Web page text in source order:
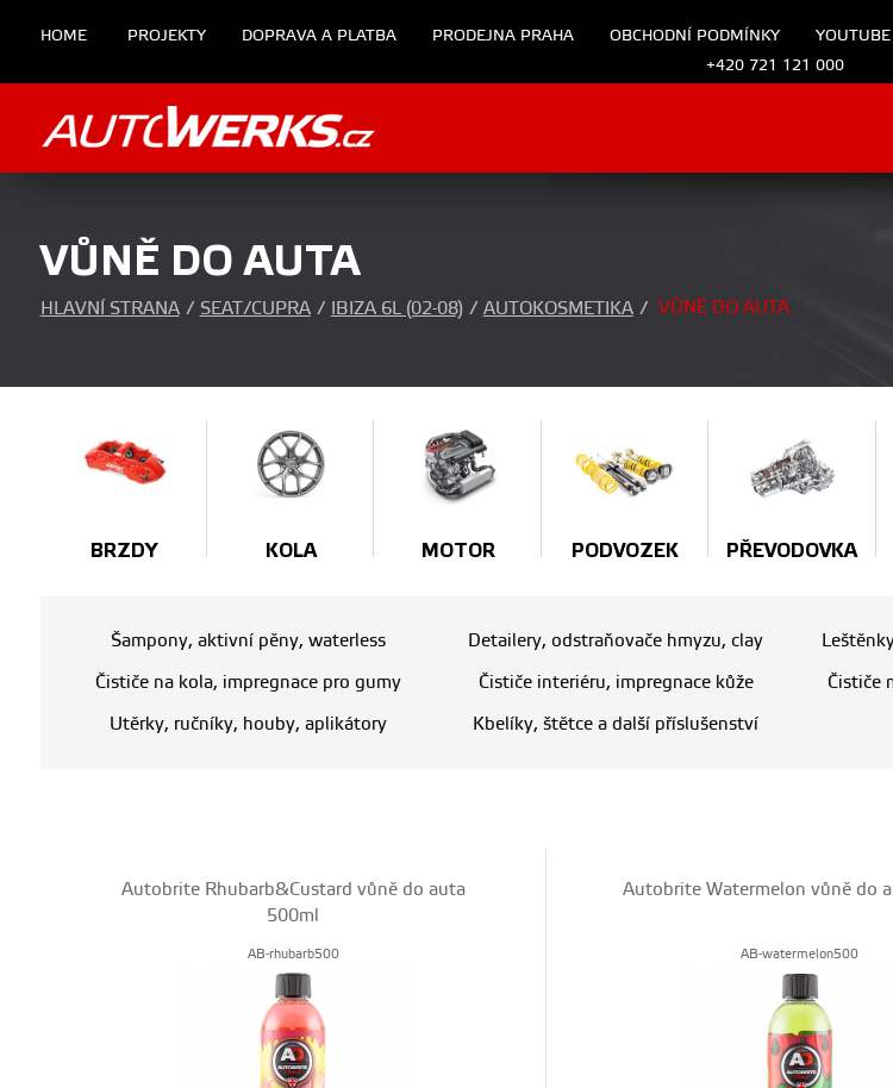
HOME PROJEKTY DOPRAVA A PLATBA PRODEJNA PRAHA OBCHODNÍ PODMÍNKY YOUTUBE
+420 721 121 000
VŮNĚ DO AUTA
HLAVNÍ STRANA / SEAT/CUPRA / IBIZA 6L (02-08) / AUTOKOSMETIKA / VŮNĚ DO AUTA
BRZDY KOLA MOTOR PODVOZEK PŘEVODOVKA
Šampony, aktivní pěny, waterless Detailery, odstraňovače hmyzu, clay
Čističe na kola, impregnace pro gumy
Čističe interiéru, impregnace kůže Čističe
Utěrky, ručníky, houby, aplikátory
Kbelíky, štětce a další příslušenství
Autobrite Rhubarb&Custard vůně do auta
500ml
AB-rhubarb500
Autobrite Watermelon vůně do
AB-watermelon500